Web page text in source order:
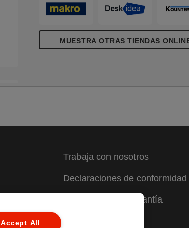
los desplazamientos o para
un escritorio o estantería. Esta
anillas cuenta con un mecanismo de
anillas redondas que facilita el paso
páginas o la adición y eliminación de
con una etiqueta en el lomo para
Disponible en una selección de
moderno diseño en relieve de
MUESTRA OTRAS TIENDAS
Trabaja con nosotros
Declaraciones de conformidad
Condiciones de garantía
Accept All